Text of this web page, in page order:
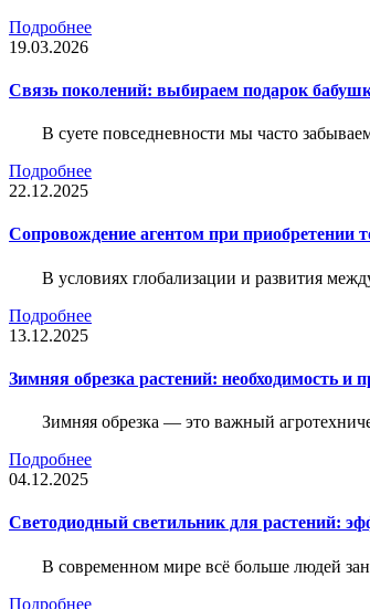
Подробнее
19.03.2026
Связь поколений: выбираем подарок
В суете повседневности мы часто
Подробнее
22.12.2025
Сопровождение агентом при приобретении
В условиях глобализации и развития
Подробнее
13.12.2025
Зимняя обрезка растений: необходимость и
Зимняя обрезка — это важный
Подробнее
04.12.2025
Светодиодный светильник для растений:
В современном мире всё больше людей
Подробнее